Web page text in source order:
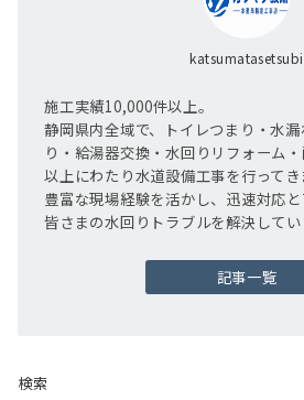
katsumatasetsubi
施工実績10,000件以上。
静岡県内全域で、トイレつまり・水
り・給湯器交換・水回りリフォーム
以上にわたり水道設備工事を行ってき
豊富な現場経験を活かし、迅速対応
皆さまの水回りトラブルを解決してい
記事一覧
検索